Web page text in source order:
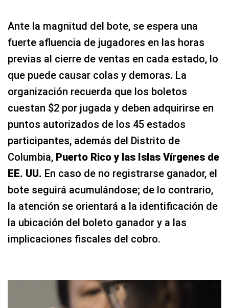
Ante la magnitud del bote, se espera una
fuerte afluencia de jugadores en las horas
previas al cierre de ventas en cada estado, lo
que puede causar colas y demoras. La
organización recuerda que los boletos
cuestan $2 por jugada y deben adquirirse en
puntos autorizados de los 45 estados
participantes, además del Distrito de
Columbia, Puerto Rico y las Islas Vírgenes de
EE. UU. En caso de no registrarse ganador, el
bote seguirá acumulándose; de lo contrario,
la atención se orientará a la identificación de
la ubicación del boleto ganador y a las
implicaciones fiscales del cobro.